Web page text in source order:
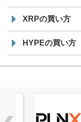
XRPの買い方
HYPEの買い方